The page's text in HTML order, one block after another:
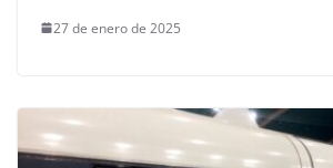
27 de enero de 2025